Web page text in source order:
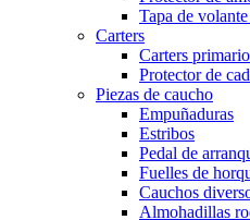
Tapa de
Carters
Carters
Protector de
Piezas de caucho
Empuñaduras
Estribos
Pedal de
Fuelles de
Cauchos
Almohadillas